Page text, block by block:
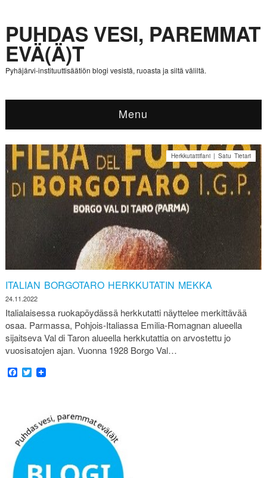
PUHDAS VESI, PAREMMAT
EVÄ(Ä)T
Pyhäjärvi-instituuttisäätiön blogi vesistä, ruoasta ja siltä väliltä.
Menu
ITALIAN BORGOTARO HERKKUTATIN MEKKA
24.11.2022
Herkkutattifani | Satu Tietari
Italialaisessa ruokapöydässä herkkutatti näyttelee merkittävää
osaa. Parmassa, Pohjois-Italiassa Emilia-Romagnan alueella
sijaitseva Val di Taron alueella herkkutattia on arvostettu jo
vuosisatojen ajan. Vuonna 1928 Borgo Val…
Facebook
Twitter